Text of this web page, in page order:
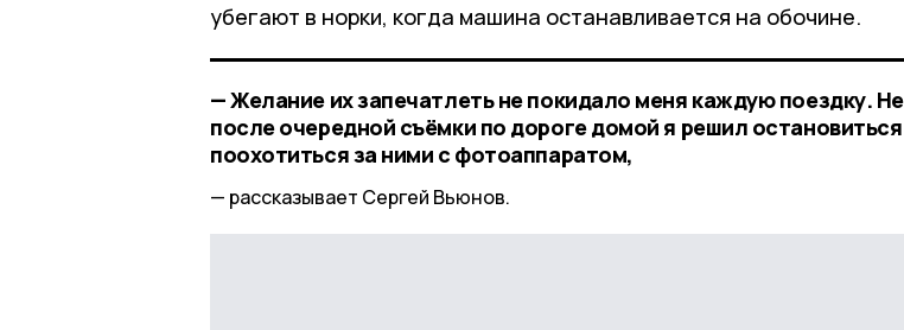
убегают в норки, когда машина останавливается на обочине.
— Желание их запечатлеть не покидало меня каждую поездку.
после очередной съёмки по дороге домой я решил
поохотиться за ними с фотоаппаратом,
рассказывает Сергей Вьюнов.